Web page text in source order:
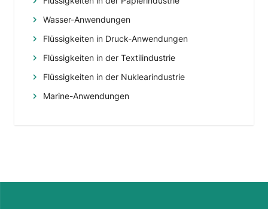
Wasser-Anwendungen
Flüssigkeiten in Druck-Anwendungen
Flüssigkeiten in der Textilindustrie
Flüssigkeiten in der Nuklearindustrie
Marine-Anwendungen